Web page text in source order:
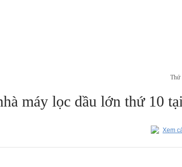
máy lọc dầu lớn thứ 10
Xem